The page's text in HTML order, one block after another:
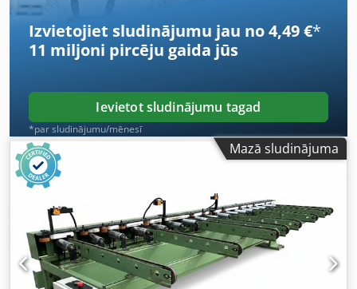
Izvietojiet sludinājumu jau no 4,49 €*
11 miljoni pircēju gaida jūs
Ievietot sludinājumu tagad
*par sludinājumu/mēnesī
Mazā sludinājuma